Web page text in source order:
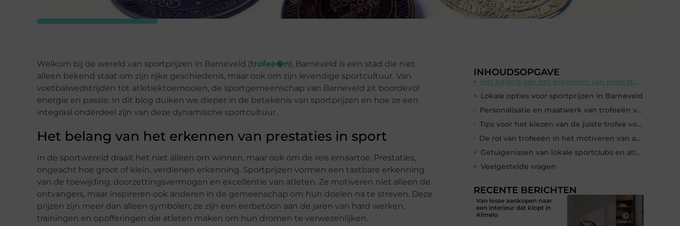
Welkom bij de wereld van sportprijzen in Barneveld (trofee�n). Barneveld is een stad die niet
alleen bekend staat om zijn rijke geschiedenis, maar ook om zijn levendige sportcultuur. Van
voetbalwedstrijden tot atletiektoernooien, de sportgemeenschap van Barneveld zit boordevol
energie en passie. In dit blog duiken we dieper in de betekenis van sportprijzen en hoe ze een
integraal onderdeel zijn van deze dynamische sportcultuur.
Het belang van het erkennen van prestaties in sport
In de sportwereld draait het niet alleen om winnen, maar ook om de reis ernaartoe. Prestaties,
ongeacht hoe groot of klein, verdienen erkenning. Sportprijzen vormen een tastbare erkenning
van de toewijding, doorzettingsvermogen en excellentie van atleten. Ze motiveren niet alleen de
ontvangers, maar inspireren ook anderen in de gemeenschap om hun doelen na te streven. Deze
prijzen zijn meer dan alleen symbolen; ze zijn een eerbetoon aan de jaren van hard werken,
trainingen en opofferingen die atleten maken om hun dromen te verwezenlijken.
INHOUDSOPGAVE
Het belang van het erkennen van prestaties in sport
Lokale opties voor sportprijzen in Barneveld
Personalisatie en maatwerk van trofeeën voor verschillende sporten
Tips voor het kiezen van de juiste trofee voor jouw evenement of team
De rol van trofeeën in het motiveren van atleten en het opbouwen van teamgeest
Getuigenissen van lokale sportclubs en atleten
Veelgestelde vragen
RECENTE BERICHTEN
Van losse aankopen naar
een interieur dat klopt in
Almelo